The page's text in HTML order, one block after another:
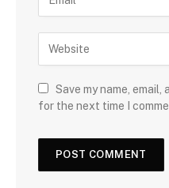
Save my name,
for the next time I